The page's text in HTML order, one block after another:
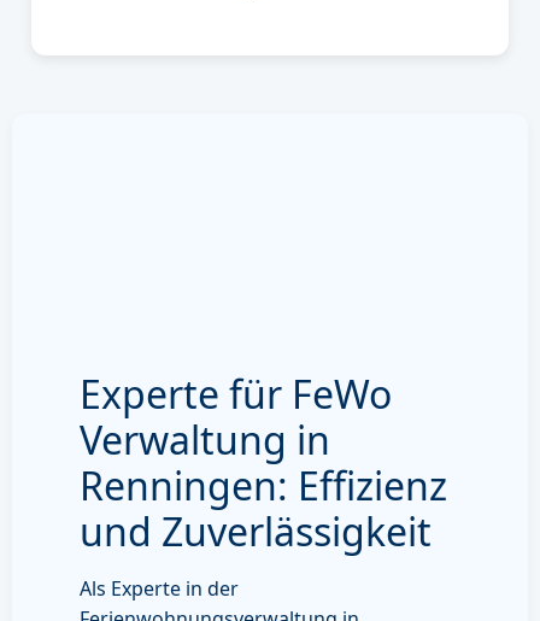
Experte für FeWo
Verwaltung in
Renningen: Effizienz
und Zuverlässigkeit
Als Experte in der